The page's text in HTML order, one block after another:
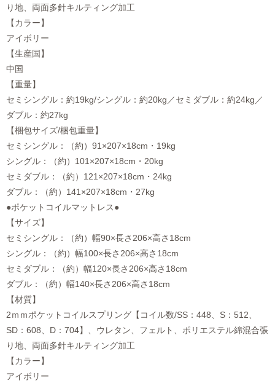
り地、両面多針キルティング加工
【カラー】
アイボリー
【生産国】
中国
【重量】
セミシングル：約19kg/シングル：約20kg／セミダブル：約24kg／
ダブル：約27kg
【梱包サイズ/梱包重量】
セミシングル：（約）91×207×18cm・19kg
シングル：（約）101×207×18cm・20kg
セミダブル：（約）121×207×18cm・24kg
ダブル：（約）141×207×18cm・27kg
●ポケットコイルマットレス●
【サイズ】
セミシングル：（約）幅90×長さ206×高さ18cm
シングル：（約）幅100×長さ206×高さ18cm
セミダブル：（約）幅120×長さ206×高さ18cm
ダブル：（約）幅140×長さ206×高さ18cm
【材質】
2ｍｍポケットコイルスプリング【コイル数/SS：448、S：512、
SD：608、D：704】、ウレタン、フェルト、ポリエステル綿混合張
り地、両面多針キルティング加工
【カラー】
アイボリー